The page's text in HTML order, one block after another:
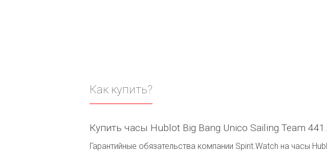
Как купить?
Купить часы Hublot Big Bang Unico Sailing Team
Гарантийные обязательства компании Spirit.Watch на часы